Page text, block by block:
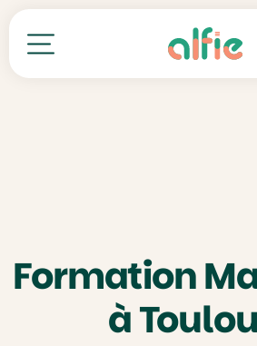
Toutes nos formations
Formation
à